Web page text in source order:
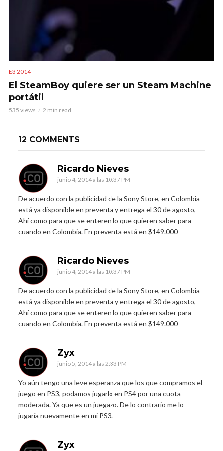
E3 2014
El SteamBoy quiere ser un Steam Machine
portátil
535 views 2 min read
12 COMMENTS
Ricardo Nieves
junio 4, 2014 a las 10:37 PM
De acuerdo con la publicidad de la Sony Store, en Colombia
está ya disponible en preventa y entrega el 30 de agosto,
Ahí como para que se enteren lo que quieren saber para
cuando en Colombia. En preventa está en $149.000
Ricardo Nieves
junio 4, 2014 a las 10:37 PM
De acuerdo con la publicidad de la Sony Store, en Colombia
está ya disponible en preventa y entrega el 30 de agosto,
Ahí como para que se enteren lo que quieren saber para
cuando en Colombia. En preventa está en $149.000
Zyx
junio 5, 2014 a las 2:33 PM
Yo aún tengo una leve esperanza que los que compramos el
juego en PS3, podamos jugarlo en PS4 por una cuota
moderada. Ya que es un juegazo. De lo contrario me lo
jugaría nuevamente en mi PS3.
Zyx